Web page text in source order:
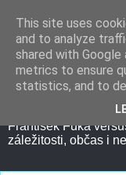
František Fuka
záležitosti, občas i
This site uses
and to analyze
shared with
metrics to ensure
statistics, and to